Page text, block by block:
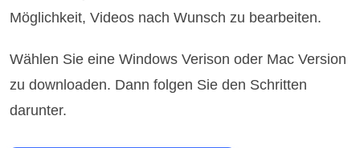
Möglichkeit, Videos nach Wunsch zu bearbeiten.
Wählen Sie eine Windows Verison oder Mac Version
zu downloaden. Dann folgen Sie den Schritten
darunter.